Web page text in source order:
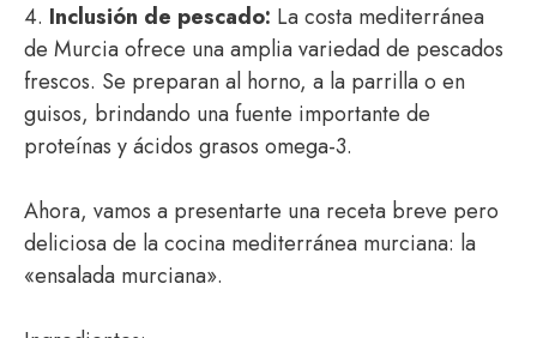
4. Inclusión de pescado: La costa mediterránea
de Murcia ofrece una amplia variedad de pescados
frescos. Se preparan al horno, a la parrilla o en
guisos, brindando una fuente importante de
proteínas y ácidos grasos omega-3.
Ahora, vamos a presentarte una receta breve pero
deliciosa de la cocina mediterránea murciana: la
«ensalada murciana».